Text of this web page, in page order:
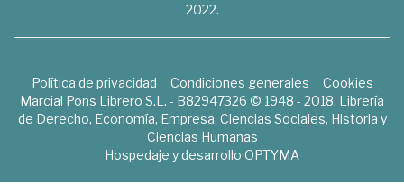
2022.
Política de privacidad Condiciones generales
Cookies
Marcial Pons Librero S.L. - B82947326 © 1948 - 2018. Librería
de Derecho, Economía, Empresa, Ciencias Sociales, Historia y
Ciencias Humanas
Hospedaje y desarrollo OPTYMA